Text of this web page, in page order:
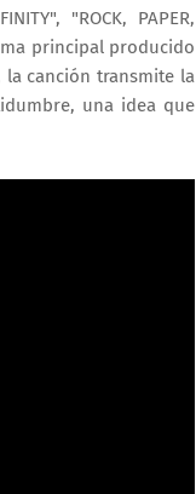
"ROCK, PAPER,
principal producido
la canción transmite la
una idea que